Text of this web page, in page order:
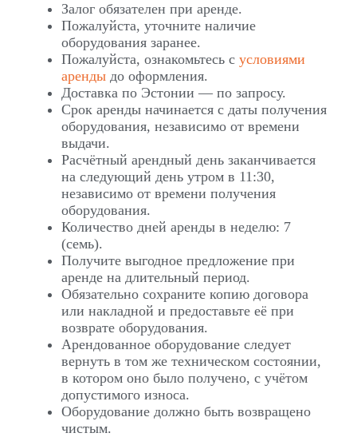
Залог обязателен при аренде.
Пожалуйста, уточните наличие
оборудования заранее.
Пожалуйста, ознакомьтесь с условиями
арендыдо оформления.
Доставка по Эстонии — по запросу.
Срок аренды начинается с даты получения
оборудования, независимо от времени
выдачи.
Расчётный арендный день заканчивается
на следующий день утром в 11:30,
независимо от времени получения
оборудования.
Количество дней аренды в неделю: 7
(семь).
Получите выгодное предложение при
аренде на длительный период.
Обязательно сохраните копию договора
или накладной и предоставьте её при
возврате оборудования.
Арендованное оборудование следует
вернуть в том же техническом состоянии,
в котором оно было получено, с учётом
допустимого износа.
Оборудование должно быть возвращено
чистым.